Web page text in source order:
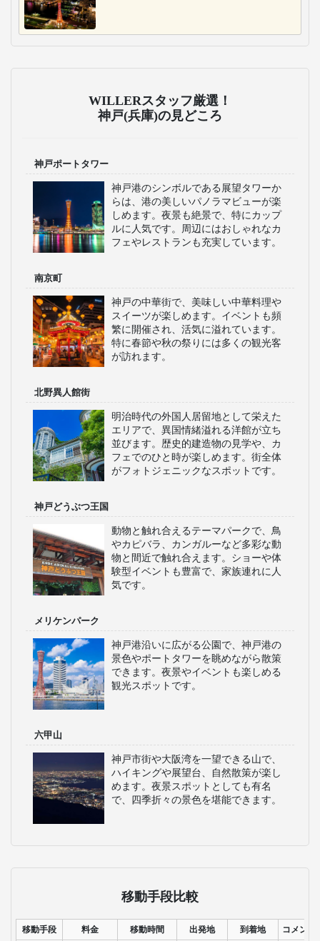
WILLERスタッフ厳選！
神戸(兵庫)の見どころ
神戸ポートタワー
神戸港のシンボルである展望タワーか
らは、港の美しいパノラマビューが楽
しめます。夜景も絶景で、特にカップ
ルに人気です。周辺にはおしゃれなカ
フェやレストランも充実しています。
南京町
神戸の中華街で、美味しい中華料理や
スイーツが楽しめます。イベントも頻
繁に開催され、活気に溢れています。
特に春節や秋の祭りには多くの観光客
が訪れます。
北野異人館街
明治時代の外国人居留地として栄えた
エリアで、異国情緒溢れる洋館が立ち
並びます。歴史的建造物の見学や、カ
フェでのひと時が楽しめます。街全体
がフォトジェニックなスポットです。
神戸どうぶつ王国
動物と触れ合えるテーマパークで、鳥
やカピバラ、カンガルーなど多彩な動
物と間近で触れ合えます。ショーや体
験型イベントも豊富で、家族連れに人
気です。
メリケンパーク
神戸港沿いに広がる公園で、神戸港の
景色やポートタワーを眺めながら散策
できます。夜景やイベントも楽しめる
観光スポットです。
六甲山
神戸市街や大阪湾を一望できる山で、
ハイキングや展望台、自然散策が楽し
めます。夜景スポットとしても有名
で、四季折々の景色を堪能できます。
移動手段比較
移動手段 料金 移動時間 出発地 到着地 コメント